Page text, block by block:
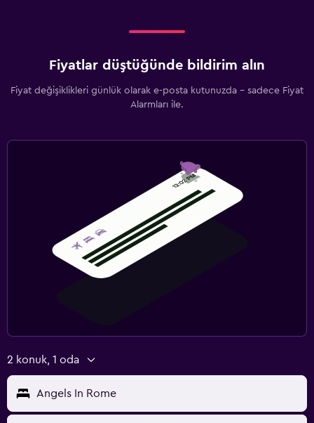
Fiyatlar düştüğünde bildirim alın
Fiyat değişiklikleri günlük olarak e-posta kutunuzda - sadece Fiyat
Alarmları ile.
2 konuk, 1 oda
Angels In Rome